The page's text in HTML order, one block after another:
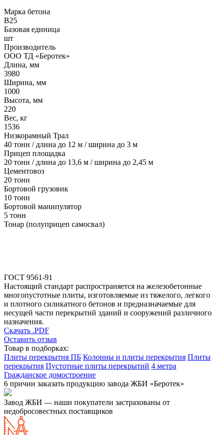
Марка бетона
B25
Базовая единица
шт
Производитель
ООО ТД «Беротек»
Длина, мм
3980
Ширина, мм
1000
Высота, мм
220
Вес, кг
1536
Низкорамный Трал
40 тонн / длина до 12 м / ширина до 3 м
Прицеп площадка
20 тонн / длина до 13,6 м / ширина до 2,45 м
Цементовоз
20 тонн
Бортовой грузовик
10 тонн
Бортовой манипулятор
5 тонн
Тонар (полуприцеп самосвал)
ГОСТ 9561-91
Настоящий стандарт распространяется на железобетонные
многопустотные плиты, изготовляемые из тяжелого, легкого
и плотного силикатного бетонов и предназначаемые для
несущей части перекрытий зданий и сооружений различного
назначения.
Скачать .PDF
Оставить отзыв
Товар в подборках:
Плиты перекрытия ПБ Колонны и плиты перекрытия Плиты
перекрытия Пустотные плиты перекрытий 4 метра
Гражданское домостроение
6 причин заказать продукцию завода ЖБИ «Беротек»
Завод ЖБИ — наши покупатели застрахованы от
недобросовестных поставщиков